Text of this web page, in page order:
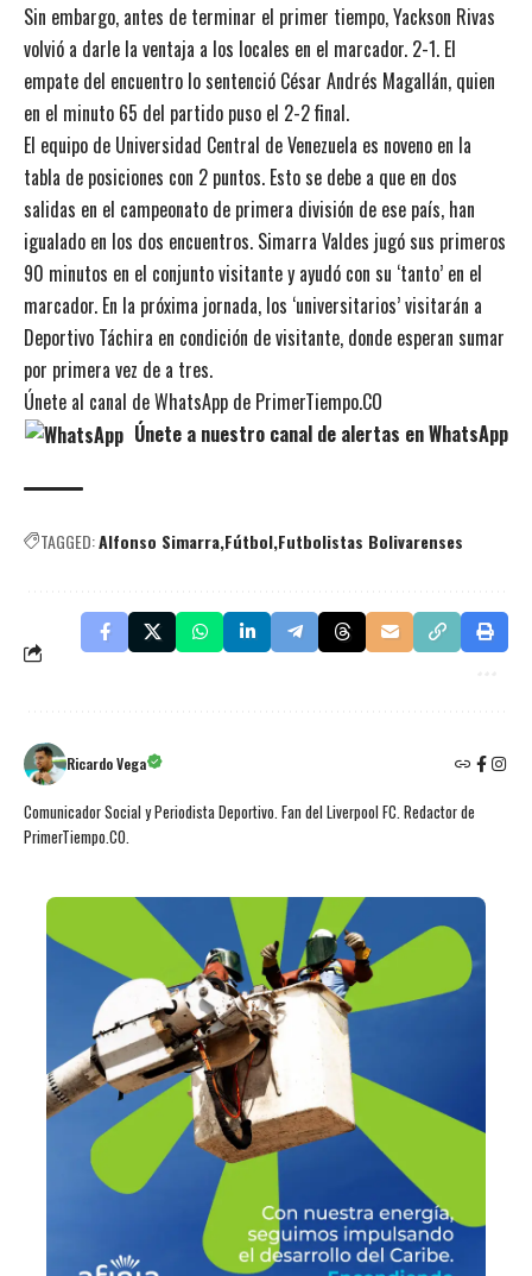
Sin embargo, antes de terminar el primer tiempo, Yackson Rivas
volvió a darle la ventaja a los locales en el marcador. 2-1. El
empate del encuentro lo sentenció César Andrés Magallán, quien
en el minuto 65 del partido puso el 2-2 final.
El equipo de Universidad Central de Venezuela es noveno en la
tabla de posiciones con 2 puntos. Esto se debe a que en dos
salidas en el campeonato de primera división de ese país, han
igualado en los dos encuentros. Simarra Valdes jugó sus primeros
90 minutos en el conjunto visitante y ayudó con su ‘tanto’ en el
marcador. En la próxima jornada, los ‘universitarios’ visitarán a
Deportivo Táchira en condición de visitante, donde esperan sumar
por primera vez de a tres.
Únete al canal de WhatsApp de PrimerTiempo.CO
Únete a nuestro canal de alertas en WhatsApp
TAGGED:Alfonso Simarra Fútbol Futbolistas Bolivarenses
Ricardo Vega
Comunicador Social y Periodista Deportivo. Fan del Liverpool FC. Redactor de
PrimerTiempo.CO.